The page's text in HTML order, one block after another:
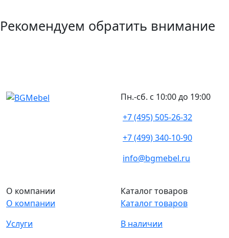
Рекомендуем обратить внимание
Пн.-сб. с 10:00 до 19:00
+7 (495) 505-26-32
+7 (499) 340-10-90
info@bgmebel.ru
О компании
О компании
Услуги
Каталог товаров
Каталог товаров
В наличии